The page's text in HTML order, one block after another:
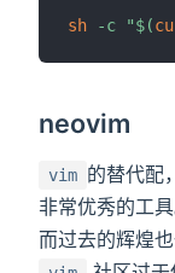
sh -c "$(
neovim
vim 的替代配，
非常优秀的工
而过去的辉煌